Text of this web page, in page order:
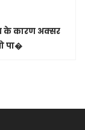
के कारण अक्सर
पा�